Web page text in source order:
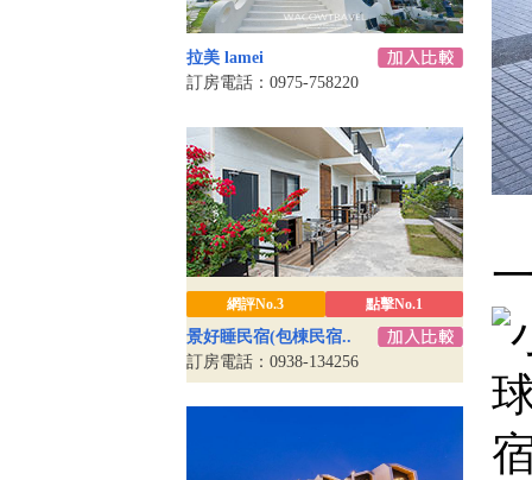
拉美 lamei
訂房電話：0975-758220
網評No.3 點擊No.1
景好睡民宿(包棟民宿..
訂房電話：0938-134256